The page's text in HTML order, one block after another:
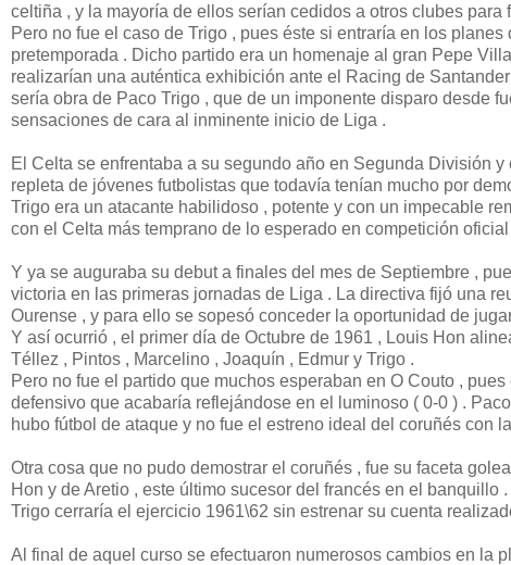
celtiña , y la mayoría de ellos serían cedidos a otros clubes para
Pero no fue el caso de Trigo , pues éste si entraría en los
pretemporada . Dicho partido era un homenaje al gran Pepe
realizarían una auténtica exhibición ante el Racing de
sería obra de Paco Trigo , que de un imponente disparo desde
sensaciones de cara al inminente inicio de Liga .
El Celta se enfrentaba a su segundo año en Segunda División
repleta de jóvenes futbolistas que todavía tenían mucho por
Trigo era un atacante habilidoso , potente y con un impecable
con el Celta más temprano de lo esperado en competición oficial
Y ya se auguraba su debut a finales del mes de Septiembre ,
victoria en las primeras jornadas de Liga . La directiva fijó una
Ourense , y para ello se sopesó conceder la oportunidad de
Y así ocurrió , el primer día de Octubre de 1961 , Louis Hon
Téllez , Pintos , Marcelino , Joaquín , Edmur y Trigo .
Pero no fue el partido que muchos esperaban en O Couto ,
defensivo que acabaría reflejándose en el luminoso ( 0-0 ) .
hubo fútbol de ataque y no fue el estreno ideal del coruñés con
Otra cosa que no pudo demostrar el coruñés , fue su faceta
Hon y de Aretio , este último sucesor del francés en el
Trigo cerraría el ejercicio 1961\62 sin estrenar su cuenta
Al final de aquel curso se efectuaron numerosos cambios en la